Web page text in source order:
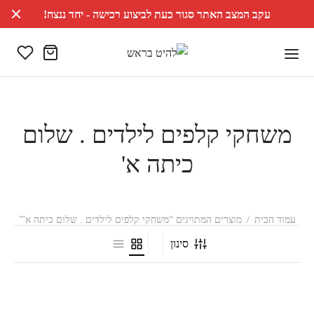
עקב המצב האתר סגור כעת לביצוע רכישה - יחד ננצח!
משחקי קלפים לילדים . שלום
כיתה א'
עמוד הבית / מוצרים המתויגים “משחקי קלפים לילדים . שלום כיתה א'”
סינון